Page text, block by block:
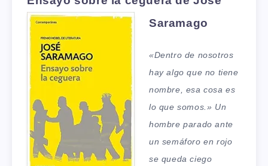
Saramago
«Dentro de nosotros
hay algo que no tiene
nombre, esa cosa es
lo que somos.» Un
hombre parado ante
un semáforo en rojo
se queda ciego